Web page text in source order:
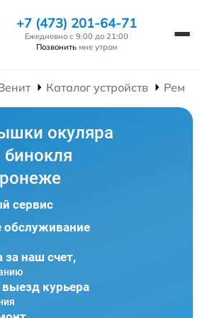
+7 (473) 201-64-71
Ежедневно с 9:00 до 21:00
Позвонить мне утром
Каталог устройств
окуляра
сервис
обслуживание
за наш счет,
курьера